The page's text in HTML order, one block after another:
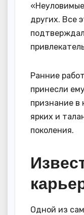
других. Все
Ранние
принесли
признание в
ярких и
поколения.
Одной из